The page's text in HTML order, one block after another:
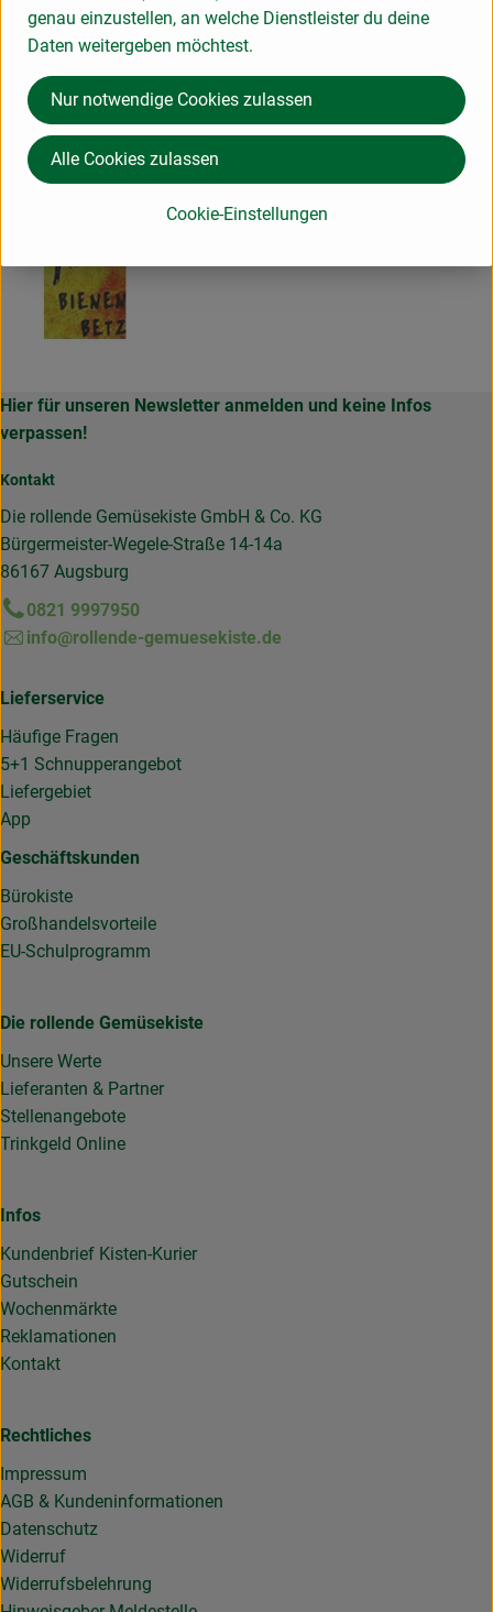
86736 Auhausen Deutschland
zur Webseite
Bienen Betz
Hier für unseren Newsletter anmelden und keine Infos
verpassen!
Kontakt
Die rollende Gemüsekiste GmbH & Co. KG
Bürgermeister-Wegele-Straße 14-14a
86167 Augsburg
0821 9997950
info@rollende-gemuesekiste.de
Lieferservice
Häufige Fragen
5+1 Schnupperangebot
Liefergebiet
App
Geschäftskunden
Bürokiste
Großhandelsvorteile
EU-Schulprogramm
Die rollende Gemüsekiste
Unsere Werte
Lieferanten & Partner
Stellenangebote
Trinkgeld Online
Infos
Kundenbrief Kisten-Kurier
Gutschein
Wochenmärkte
Reklamationen
Kontakt
Rechtliches
Impressum
AGB & Kundeninformationen
Datenschutz
Widerruf
Widerrufsbelehrung
genau einzustellen, an welche Dienstleister du deine
Daten weitergeben möchtest.
Cookie-Einstellungen
Nur notwendige Cookies zulassen
Alle Cookies zulassen